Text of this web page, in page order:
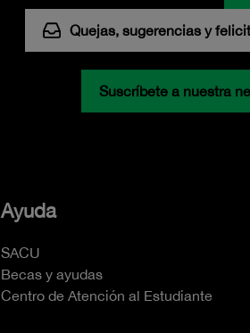
Quejas, sugerencias y
Suscríbete a nuestra
Ayuda
SACU
Becas y ayudas
Centro de Atención al Estudiante